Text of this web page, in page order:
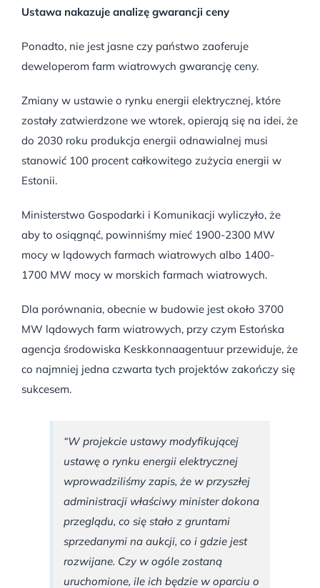
Ustawa nakazuje analizę gwarancji ceny
Ponadto, nie jest jasne czy państwo zaoferuje
deweloperom farm wiatrowych gwarancję ceny.
Zmiany w ustawie o rynku energii elektrycznej, które
zostały zatwierdzone we wtorek, opierają się na idei, że
do 2030 roku produkcja energii odnawialnej musi
stanowić 100 procent całkowitego zużycia energii w
Estonii.
Ministerstwo Gospodarki i Komunikacji wyliczyło, że
aby to osiągnąć, powinniśmy mieć 1900-2300 MW
mocy w lądowych farmach wiatrowych albo 1400-
1700 MW mocy w morskich farmach wiatrowych.
Dla porównania, obecnie w budowie jest około 3700
MW lądowych farm wiatrowych, przy czym Estońska
agencja środowiska Keskkonnaagentuur przewiduje, że
co najmniej jedna czwarta tych projektów zakończy się
sukcesem.
“W projekcie ustawy modyfikującej
ustawę o rynku energii elektrycznej
wprowadziliśmy zapis, że w przyszłej
administracji właściwy minister dokona
przeglądu, co się stało z gruntami
sprzedanymi na aukcji, co i gdzie jest
rozwijane. Czy w ogóle zostaną
uruchomione, ile ich będzie w oparciu o